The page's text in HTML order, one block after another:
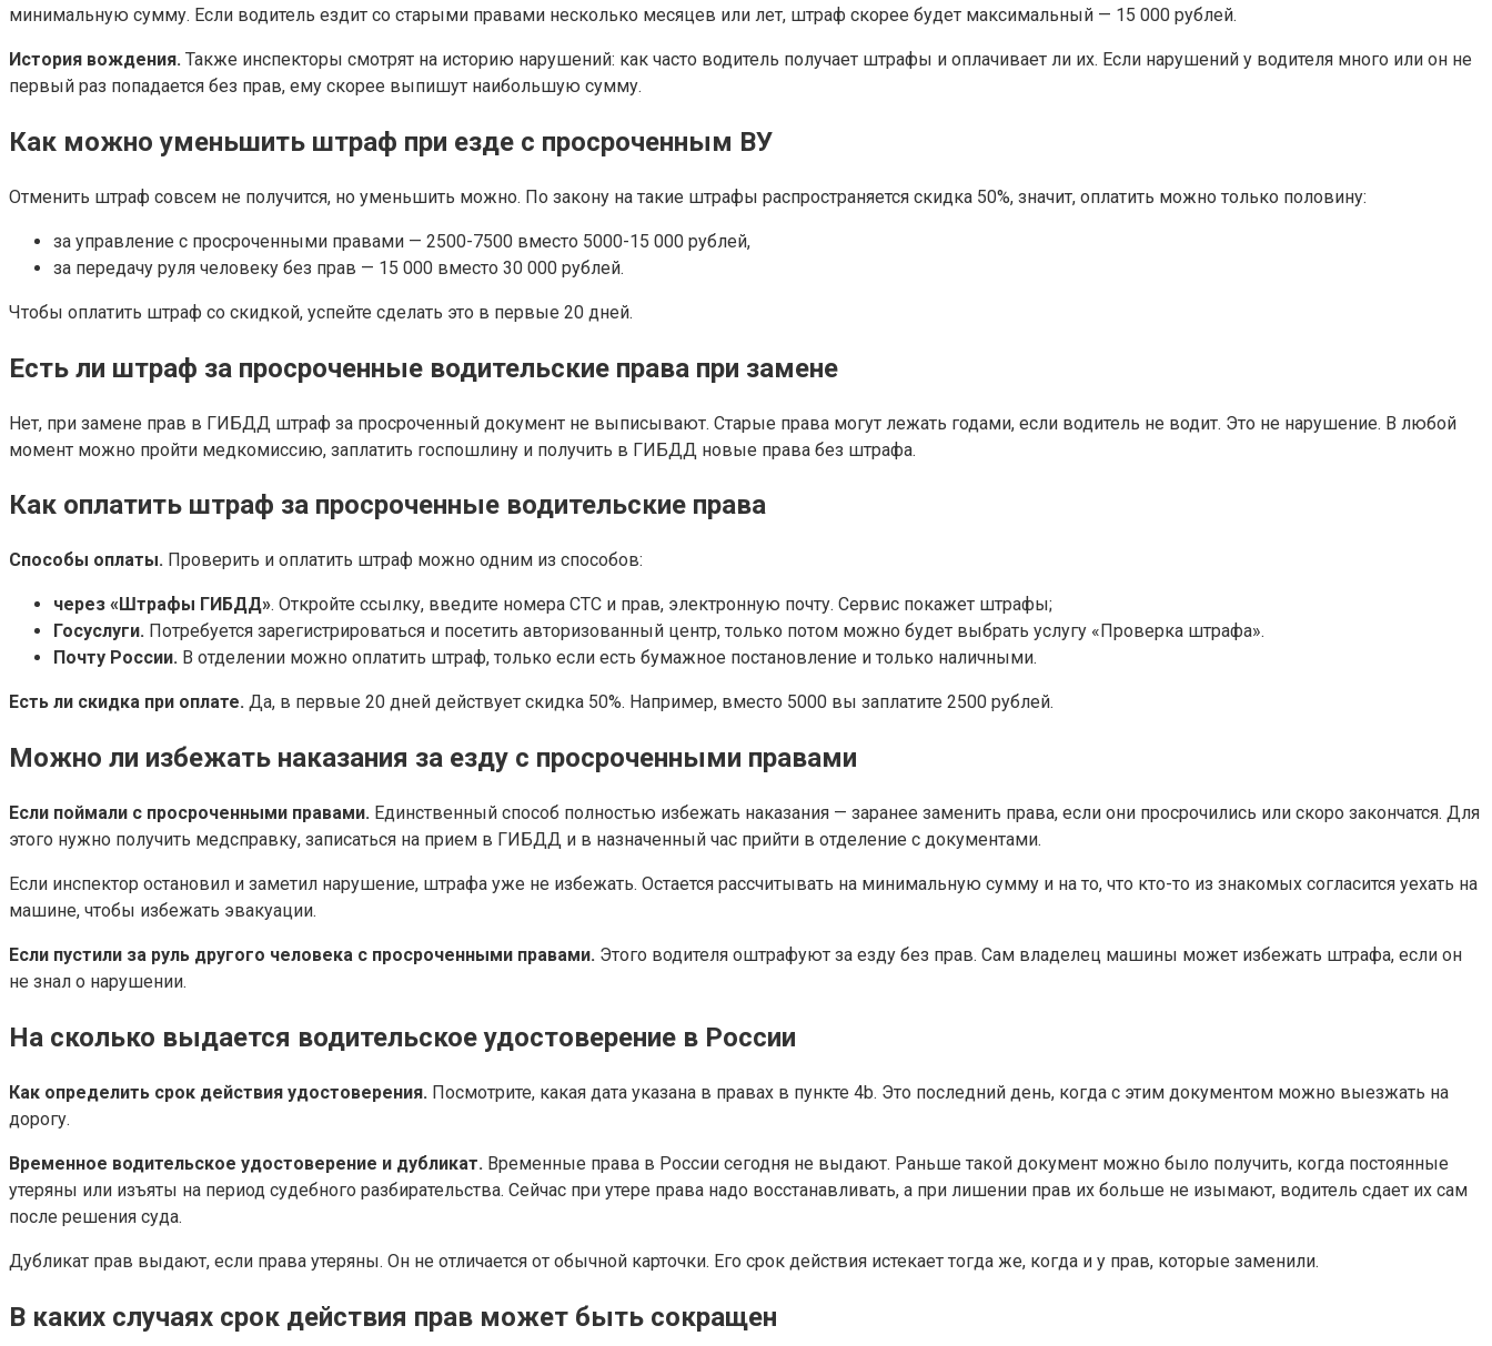
минимальную сумму. Если водитель ездит со старыми правами несколько месяцев или лет, штраф скорее будет максимальный — 15 000 рублей.
История вождения. Также инспекторы смотрят на историю нарушений: как часто водитель получает штрафы и оплачивает ли их. Если нарушений у водителя много или он не
первый раз попадается без прав, ему скорее выпишут наибольшую сумму.
Как можно уменьшить штраф при езде с просроченным ВУ
Отменить штраф совсем не получится, но уменьшить можно. По закону на такие штрафы распространяется скидка 50%, значит, оплатить можно только половину:
за управление с просроченными правами — 2500-7500 вместо 5000-15 000 рублей,
за передачу руля человеку без прав — 15 000 вместо 30 000 рублей.
Чтобы оплатить штраф со скидкой, успейте сделать это в первые 20 дней.
Есть ли штраф за просроченные водительские права при замене
Нет, при замене прав в ГИБДД штраф за просроченный документ не выписывают. Старые права могут лежать годами, если водитель не водит. Это не нарушение. В любой
момент можно пройти медкомиссию, заплатить госпошлину и получить в ГИБДД новые права без штрафа.
Как оплатить штраф за просроченные водительские права
Способы оплаты. Проверить и оплатить штраф можно одним из способов:
через «Штрафы ГИБДД». Откройте ссылку, введите номера СТС и прав, электронную почту. Сервис покажет штрафы;
Госуслуги. Потребуется зарегистрироваться и посетить авторизованный центр, только потом можно будет выбрать услугу «Проверка штрафа».
Почту России. В отделении можно оплатить штраф, только если есть бумажное постановление и только наличными.
Есть ли скидка при оплате. Да, в первые 20 дней действует скидка 50%. Например, вместо 5000 вы заплатите 2500 рублей.
Можно ли избежать наказания за езду с просроченными правами
Если поймали с просроченными правами. Единственный способ полностью избежать наказания — заранее заменить права, если они просрочились или скоро закончатся. Для
этого нужно получить медсправку, записаться на прием в ГИБДД и в назначенный час прийти в отделение с документами.
Если инспектор остановил и заметил нарушение, штрафа уже не избежать. Остается рассчитывать на минимальную сумму и на то, что кто-то из знакомых согласится уехать на
машине, чтобы избежать эвакуации.
Если пустили за руль другого человека с просроченными правами. Этого водителя оштрафуют за езду без прав. Сам владелец машины может избежать штрафа, если он
не знал о нарушении.
На сколько выдается водительское удостоверение в России
Как определить срок действия удостоверения. Посмотрите, какая дата указана в правах в пункте 4b. Это последний день, когда с этим документом можно выезжать на
дорогу.
Временное водительское удостоверение и дубликат. Временные права в России сегодня не выдают. Раньше такой документ можно было получить, когда постоянные
утеряны или изъяты на период судебного разбирательства. Сейчас при утере права надо восстанавливать, а при лишении прав их больше не изымают, водитель сдает их сам
после решения суда.
Дубликат прав выдают, если права утеряны. Он не отличается от обычной карточки. Его срок действия истекает тогда же, когда и у прав, которые заменили.
В каких случаях срок действия прав может быть сокращен